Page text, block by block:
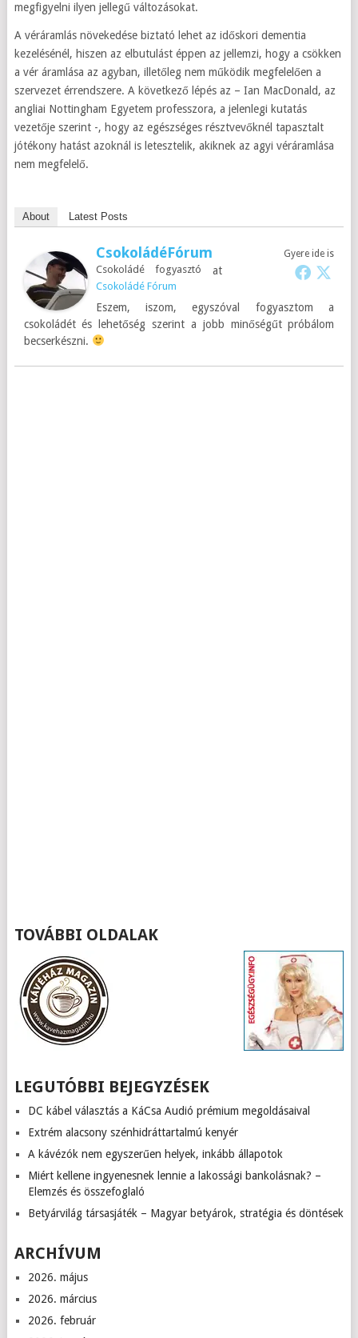
megfigyelni ilyen jellegű változásokat.
A véráramlás növekedése biztató lehet az időskori dementia
kezelésénél, hiszen az elbutulást éppen az jellemzi, hogy a csökken
a vér áramlása az agyban, illetőleg nem működik megfelelően a
szervezet érrendszere. A következő lépés az – Ian MacDonald, az
angliai Nottingham Egyetem professzora, a jelenlegi kutatás
vezetője szerint -, hogy az egészséges résztvevőknél tapasztalt
jótékony hatást azoknál is letesztelik, akiknek az agyi véráramlása
nem megfelelő.
About Latest Posts
Gyere ide is
CsokoládéFórum
Csokoládé fogyasztó at
Csokoládé Fórum
Eszem, iszom, egyszóval fogyasztom a
csokoládét és lehetőség szerint a jobb minőségűt próbálom
becserkészni.
TOVÁBBI OLDALAK
LEGUTÓBBI BEJEGYZÉSEK
DC kábel választás a KáCsa Audió prémium megoldásaival
Extrém alacsony szénhidráttartalmú kenyér
A kávézók nem egyszerűen helyek, inkább állapotok
Miért kellene ingyenesnek lennie a lakossági bankolásnak? –
Elemzés és összefoglaló
Betyárvilág társasjáték – Magyar betyárok, stratégia és döntések
ARCHÍVUM
2026. május
2026. március
2026. február